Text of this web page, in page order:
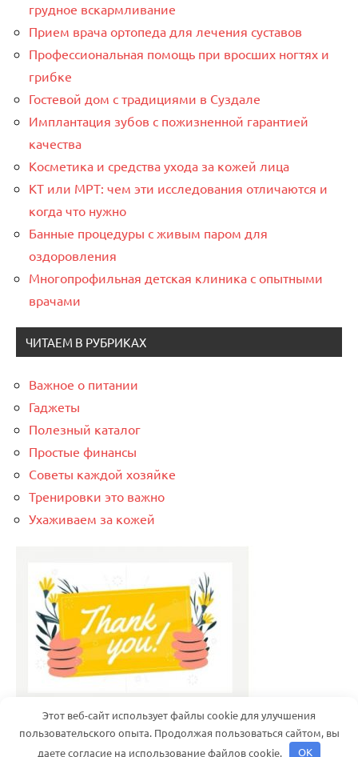
грудное вскармливание
Прием врача ортопеда для лечения суставов
Профессиональная помощь при вросших ногтях и
грибке
Гостевой дом с традициями в Суздале
Имплантация зубов с пожизненной гарантией
качества
Косметика и средства ухода за кожей лица
КТ или МРТ: чем эти исследования отличаются и
когда что нужно
Банные процедуры с живым паром для
оздоровления
Многопрофильная детская клиника с опытными
врачами
ЧИТАЕМ В РУБРИКАХ
Важное о питании
Гаджеты
Полезный каталог
Простые финансы
Советы каждой хозяйке
Тренировки это важно
Ухаживаем за кожей
Этот веб-сайт использует файлы cookie для улучшения
пользовательского опыта. Продолжая пользоваться сайтом, вы
даете согласие на использование файлов cookie.
OK